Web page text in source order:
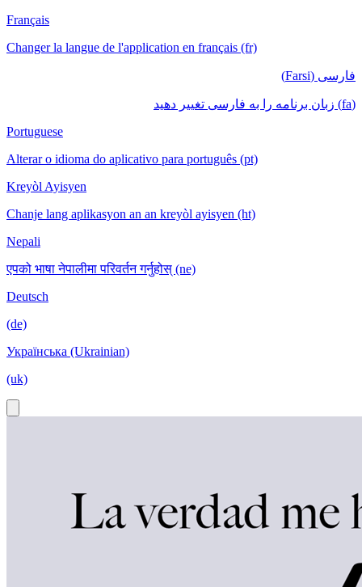
Français
Changer la langue de l'application en français (fr)
فارسی (Farsi)
(fa) زبان برنامه را به فارسی تغییر دهید
Portuguese
Alterar o idioma do aplicativo para português (pt)
Kreyòl Ayisyen
Chanje lang aplikasyon an an kreyòl ayisyen (ht)
Nepali
एपको भाषा नेपालीमा परिवर्तन गर्नुहोस् (ne)
Deutsch
(de)
Українська (Ukrainian)
(uk)